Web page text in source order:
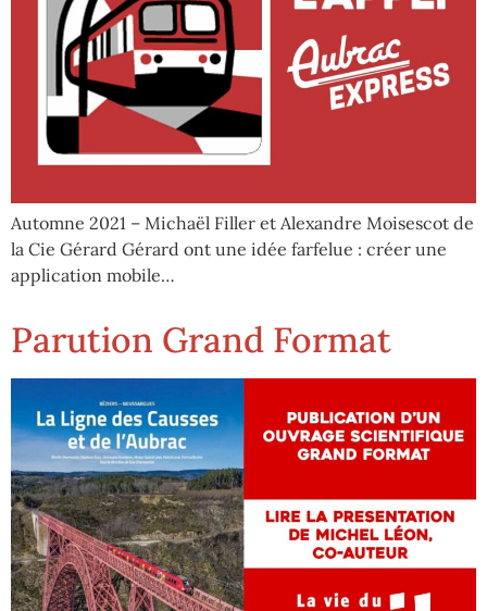
Automne 2021 – Michaël Filler et Alexandre Moisescot de
la Cie Gérard Gérard ont une idée farfelue : créer une
application mobile…
Parution Grand Format